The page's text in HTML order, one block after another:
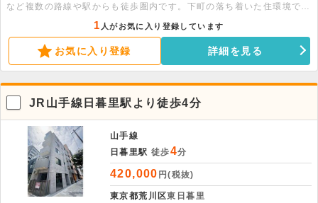
など複数の路線や駅からも徒歩圏内です。下町の落ち着いた住環境で、
生活利便性が高いエリアです。2階部分、84.88平米の賃貸事務所店舗
です。自然光が入りやすい明るい室内、バルコニー付きで換気しやすい
1 人がお気に入り登録しています
お気に入り登録 詳細を見る
JR山手線日暮里駅より徒歩4分
山手線
日暮里駅 徒歩4分
420,000 円(税抜)
東京都荒川区東日暮里